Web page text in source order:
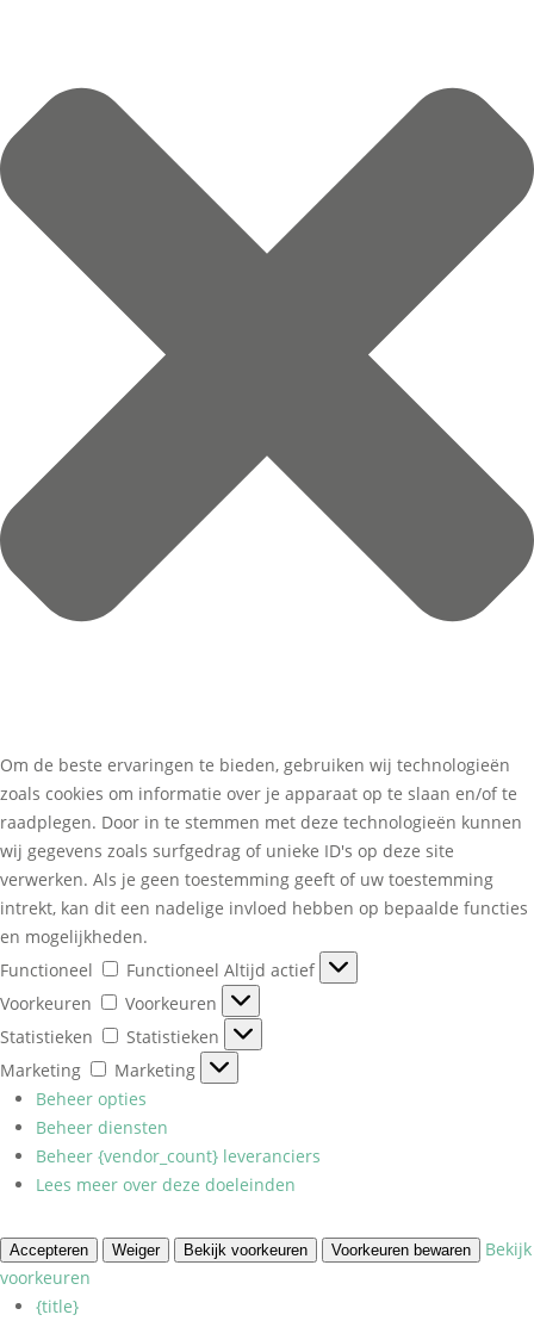
Om de beste ervaringen te bieden, gebruiken wij technologieën
zoals cookies om informatie over je apparaat op te slaan en/of te
raadplegen. Door in te stemmen met deze technologieën kunnen
wij gegevens zoals surfgedrag of unieke ID's op deze site
verwerken. Als je geen toestemming geeft of uw toestemming
intrekt, kan dit een nadelige invloed hebben op bepaalde functies
en mogelijkheden.
Functioneel
Functioneel Altijd actief
Voorkeuren
Voorkeuren
Statistieken
Statistieken
Marketing
Marketing
Beheer opties
Beheer diensten
Beheer {vendor_count} leveranciers
Lees meer over deze doeleinden
Accepteren Weiger Bekijk voorkeuren Voorkeuren bewaren
Bekijk
voorkeuren
{title}